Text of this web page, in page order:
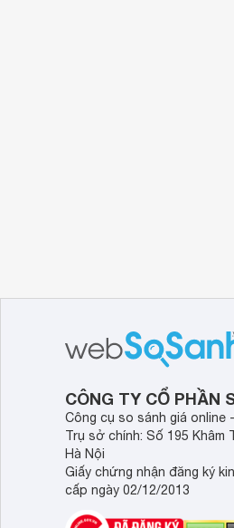
CÔNG TY CỔ PHẦN
Công cụ so sánh giá online
Trụ sở chính: Số 195 Khâm
Hà Nội
Giấy chứng nhận đăng ký
cấp ngày 02/12/2013